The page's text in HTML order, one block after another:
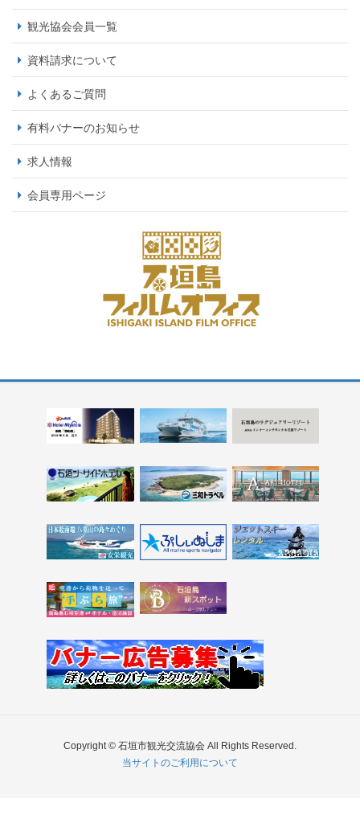
観光協会会員一覧
資料請求について
よくあるご質問
有料バナーのお知らせ
求人情報
会員専用ページ
Copyright © 石垣市観光交流協会 All Rights Reserved.
当サイトのご利用について